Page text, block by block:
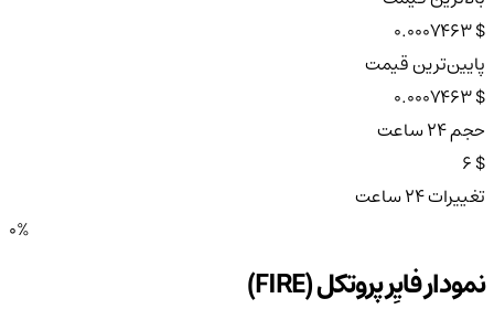
$ 0.0007463
پایین‌ترین قیمت
$ 0.0007463
حجم ۲۴ ساعت
$ 6
تغییرات ۲۴ ساعت
0%
نمودار فایِر پروتکل (FIRE)